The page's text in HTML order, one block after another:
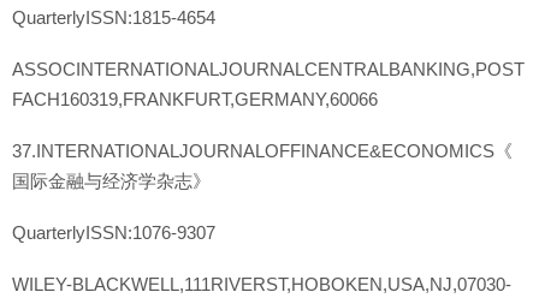
QuarterlyISSN:1815-4654
ASSOCINTERNATIONALJOURNALCENTRALBANKING,POST
FACH160319,FRANKFURT,GERMANY,60066
37.INTERNATIONALJOURNALOFFINANCE&ECONOMICS《
国际金融与经济学杂志》
QuarterlyISSN:1076-9307
WILEY-BLACKWELL,111RIVERST,HOBOKEN,USA,NJ,07030-